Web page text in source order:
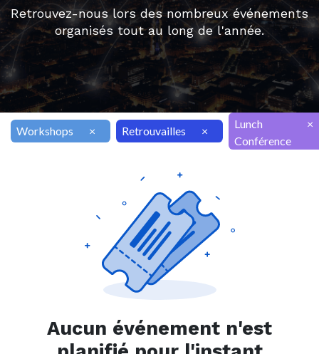
Retrouvez-nous lors des nombreux événements
organisés tout au long de l'année.
Workshops × Retrouvailles ×
Lunch
Conférence
×
Aucun événement n'est